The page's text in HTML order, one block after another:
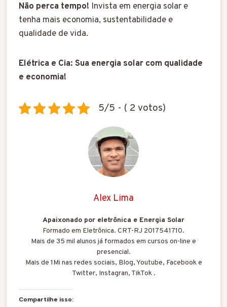
Não perca tempo! Invista em energia solar e
tenha mais economia, sustentabilidade e
qualidade de vida.
Elétrica e Cia: Sua energia solar com qualidade
e economia!
5/5 - ( 2 votos)
Alex Lima
Apaixonado por eletrônica e Energia Solar
Formado em Eletrônica. CRT-RJ 2017541710.
Mais de 35 mil alunos já formados em cursos on-line e
presencial.
Mais de 1Mi nas redes sociais, Blog, Youtube, Facebook e
Twitter, Instagran, TikTok .
Compartilhe isso: